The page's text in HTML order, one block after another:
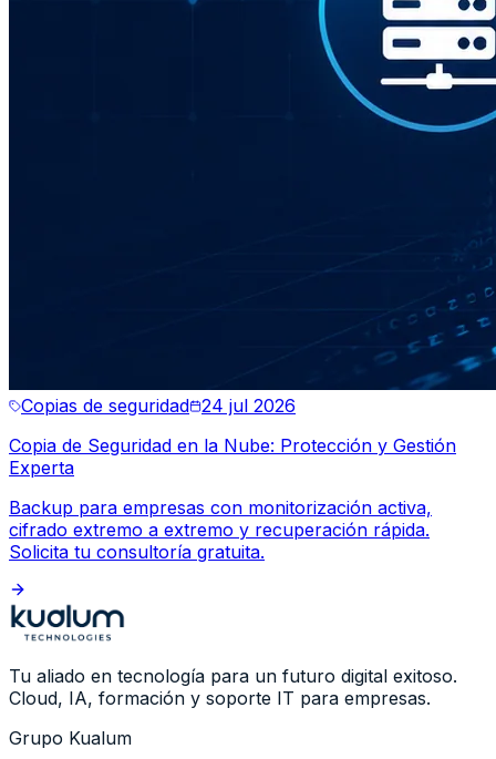
Copias de seguridad 24 jul 2026
Copia de Seguridad en la Nube: Protección y Gestión
Experta
Backup para empresas con monitorización activa,
cifrado extremo a extremo y recuperación rápida.
Solicita tu consultoría gratuita.
Tu aliado en tecnología para un futuro digital exitoso.
Cloud, IA, formación y soporte IT para empresas.
Grupo Kualum